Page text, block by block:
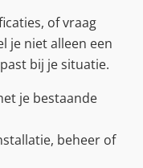
of vraag
je niet alleen een
bij je situatie.
je bestaande
beheer of